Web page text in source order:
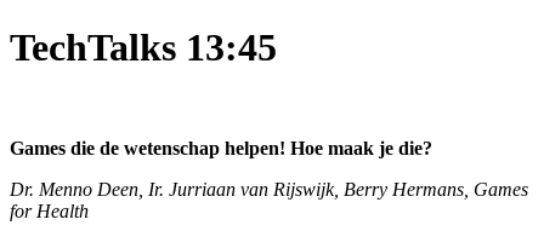
TechTalks 13:45
Games die de wetenschap helpen! Hoe maak je die?
Dr. Menno Deen, Ir. Jurriaan van Rijswijk, Berry Hermans, Games
for Health